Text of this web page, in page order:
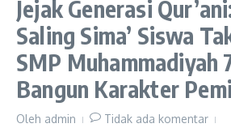
Jejak Generasi
Saling Sima’ Siswa
SMP Muhammadiyah
Bangun Karakter
Oleh admin
Tidak ada komentar